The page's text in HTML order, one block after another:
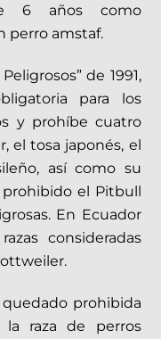
6 años como
perro amstaf.
de 1991,
para los
y prohíbe cuatro
el tosa japonés, el
así como su
el Pitbull
En Ecuador
consideradas
quedado prohibida
raza de perros